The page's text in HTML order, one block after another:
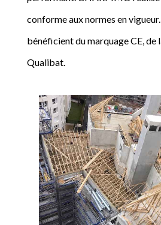
conforme aux normes en
bénéficient du marquage CE,
Qualibat.